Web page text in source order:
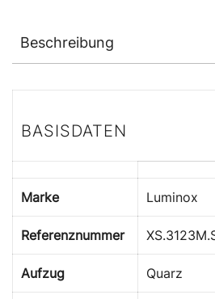
Beschreibung
BASISDATEN
Marke Luminox
Referenznummer
Aufzug Quarz